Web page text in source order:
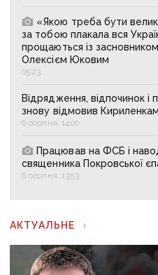
«Якою треба бути
за тобою плакала вся
прощаються із
Олексієм Юковим
05:23
Відрядження, відпочинок і
знову відмовив
6 серпня, 14:00
Працював на ФСБ і
священника Покровської
6 серпня, 13:53
АКТУАЛЬНЕ